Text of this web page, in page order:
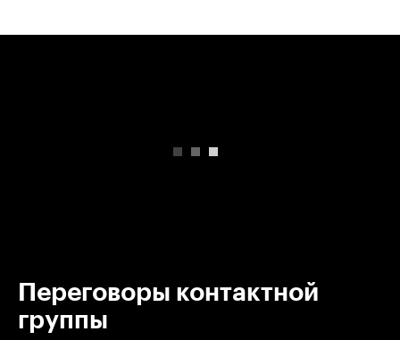
Переговоры контактной
группы